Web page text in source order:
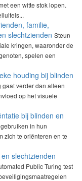
een witte stok lopen.
familie,
slechtzienden Steun
kringen, waaronder de
spelen een
houding bij blinden
verder dan alleen
op het visuele
bij blinden en
in hun
zich te oriënteren en te
slechtzienden
Public Turing test